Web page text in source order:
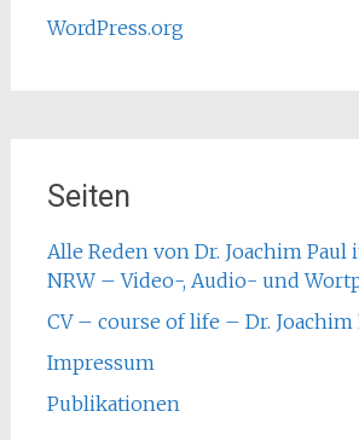
WordPress.org
Seiten
Alle Reden von Dr. Joachim Paul
NRW – Video-, Audio- und
CV – course of life – Dr. Joachim
Impressum
Publikationen